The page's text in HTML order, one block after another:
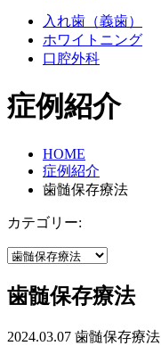
入れ歯（義歯）
ホワイトニング
口腔外科
症例紹介
HOME
症例紹介
歯髄保存療法
カテゴリー:
歯髄保存療法
2024.03.07 歯髄保存療法